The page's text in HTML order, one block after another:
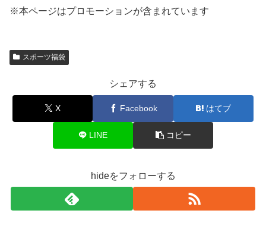
※本ページはプロモーションが含まれています
スポーツ福袋
シェアする
X Facebook はてブ
LINE コピー
hideをフォローする